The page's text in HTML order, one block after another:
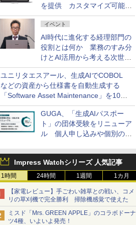
を提供 カスタマイズ可能な
ダッシュボード画面を搭載
イベント
AI時代に進化する経理部門の
役割とは何か 業務のすみ分
けとAI活用から考える次世代
ファイナンス戦略
ユニリタエスアール、生成AIでCOBOL
などの資産から仕様書を自動生成する
「Software Asset Maintenance」を10月
に発売
GUGA、「生成AIパスポー
ト」の団体受験をリニューア
ル 個人申し込みや個別の支
Impress Watchシリーズ 人気記事
1時間 24時間 1週間 1カ月
【家電レビュー】手ごわい雑草との戦い、コメ
リの草刈機で完全勝利 掃除機感覚で使えた
ミスド「Mrs. GREEN APPLE」のコラボドーナ
ツ4種、いよいよ発売！